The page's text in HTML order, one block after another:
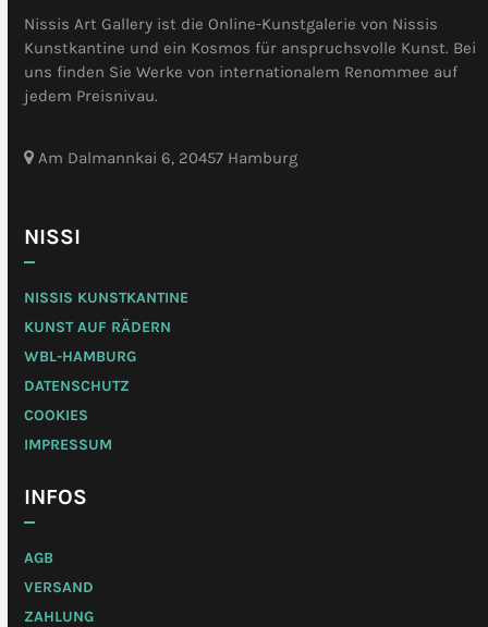
Nissis Art Gallery ist die Online-Kunstgalerie von Nissis
Kunstkantine und ein Kosmos für anspruchsvolle Kunst. Bei
uns finden Sie Werke von internationalem Renommee auf
jedem Preisnivau.
Am Dalmannkai 6, 20457 Hamburg
NISSI
NISSIS KUNSTKANTINE
KUNST AUF RÄDERN
WBL-HAMBURG
DATENSCHUTZ
COOKIES
IMPRESSUM
INFOS
AGB
VERSAND
ZAHLUNG